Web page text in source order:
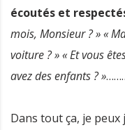
écoutés et
mois, Monsieur ? » «
voiture ? » « Et vous
avez des enfants ? »
Dans tout ça, je peux